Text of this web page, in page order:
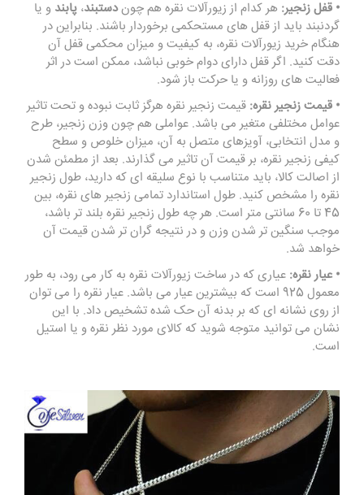
• قفل زنجیر: هر کدام از زیورآلات نقره هم چوندستبند، پابند و یا
گردنبند باید از قفل های مستحکمی برخوردار باشند. بنابراین در
هنگام خرید زیورآلات نقره، به کیفیت و میزان محکمی قفل آن
دقت کنید. اگر قفل دارای دوام خوبی نباشد، ممکن است در اثر
فعالیت های روزانه و یا حرکت باز شود.
• قیمت زنجیر نقره: قیمت زنجیر نقره هرگز ثابت نبوده و تحت تاثیر
عوامل مختلفی متغیر می باشد. عواملی هم چون وزن زنجیر، طرح
و مدل انتخابی، آویزهای متصل به آن، میزان خلوص و سطح
کیفی زنجیر نقره، بر قیمت آن تاثیر می گذارند. بعد از مطمئن شدن
از اصالت کالا، باید متناسب با نوع سلیقه ای که دارید، طول زنجیر
نقره را مشخص کنید. طول استاندارد تمامی زنجیر های نقره، بین
45 تا 60 سانتی متر است. هر چه طول زنجیر نقره بلند تر باشد،
موجب سنگین تر شدن وزن و در نتیجه گران تر شدن قیمت آن
خواهد شد.
• عیار نقره: عیاری که در ساخت زیورآلات نقره به کار می رود، به طور
معمول 925 است که بیشترین عیار می باشد. عیار نقره را می توان
از روی نشانه ای که بر بدنه آن حک شده تشخیص داد. با این
نشان می توانید متوجه شوید که کالای مورد نظر نقره و یا استیل
است.